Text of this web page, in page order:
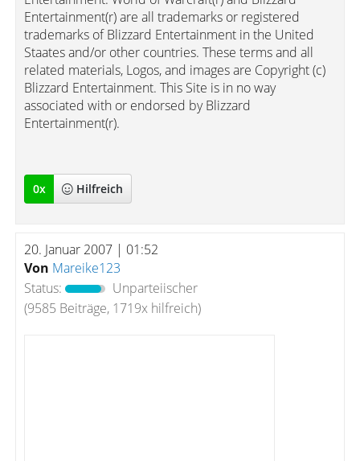
Entertainment(r) are all trademarks or registered
trademarks of Blizzard Entertainment in the United
Staates and/or other countries. These terms and all
related materials, Logos, and images are Copyright (c)
Blizzard Entertainment. This Site is in no way
associated with or endorsed by Blizzard
Entertainment(r).
0x Hilfreich
20. Januar 2007 | 01:52
Von Mareike123
Status:
Unparteiischer
(9585 Beiträge, 1719x hilfreich)